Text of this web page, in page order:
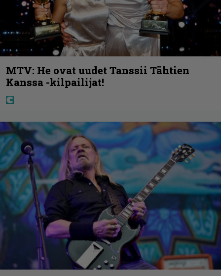
MTV: He ovat uudet Tanssii Tähtien
Kanssa -kilpailijat!